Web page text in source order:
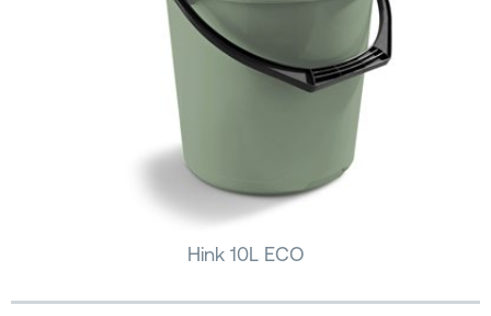
Hink 10L ECO